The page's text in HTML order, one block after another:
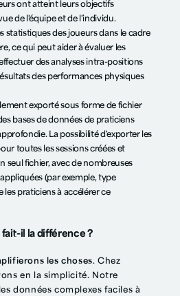
ont atteint leurs objectifs
de l'équipe et de l'individu.
statistiques des joueurs dans le cadre
ce qui peut aider à évaluer les
des analyses intra-positions
des performances physiques
exporté sous forme de fichier
bases de données de praticiens
La possibilité d'exporter les
toutes les sessions créées et
seul fichier, avec de nombreuses
(par exemple, type
les praticiens à accélérer ce
il la différence ?
les choses. Chez
en la simplicité. Notre
données complexes faciles à